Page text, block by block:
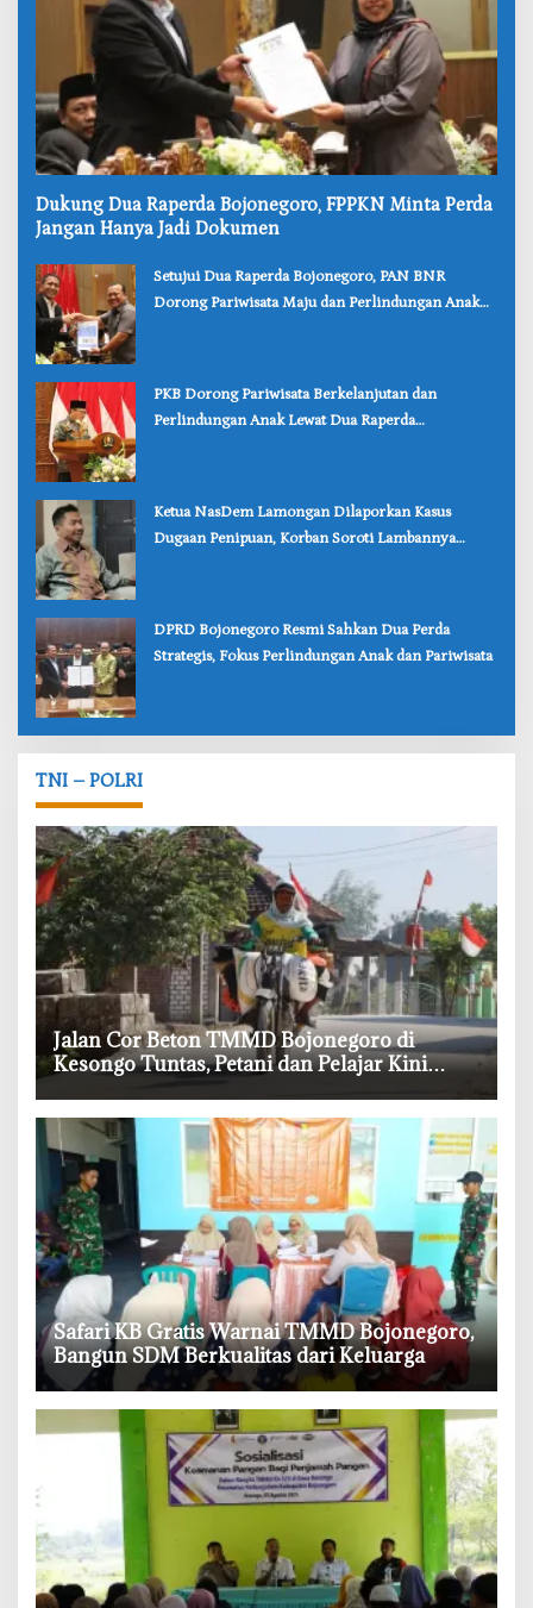
‎Dukung Dua Raperda Bojonegoro, FPPKN Minta Perda
Jangan Hanya Jadi Dokumen
‎Setujui Dua Raperda Bojonegoro, PAN BNR
Dorong Pariwisata Maju dan Perlindungan Anak
‎PKB Dorong Pariwisata Berkelanjutan dan
Perlindungan Anak Lewat Dua Raperda
‎Ketua NasDem Lamongan Dilaporkan Kasus
Dugaan Penipuan, Korban Soroti Lambannya
‎DPRD Bojonegoro Resmi Sahkan Dua Perda
Strategis, Fokus Perlindungan Anak dan Pariwisata
TNI – POLRI
‎Jalan Cor Beton TMMD Bojonegoro di
Kesongo Tuntas, Petani dan Pelajar Kini
‎Safari KB Gratis Warnai TMMD Bojonegoro,
Bangun SDM Berkualitas dari Keluarga